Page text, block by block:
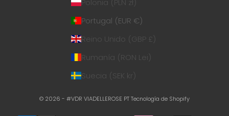
Polonia (PLN zł)
Portugal (EUR €)
Reino Unido (GBP £)
Rumanía (RON Lei)
Suecia (SEK kr)
© 2026 - #VDR VIADELLEROSE PTTecnología de Shopify